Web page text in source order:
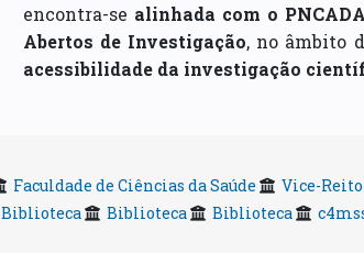
encontra-se alinhada com o
Abertos de Investigação, no âmbito
acessibilidade da investigação
Faculdade de Ciências da Saúde Vice-
Biblioteca Biblioteca Biblioteca